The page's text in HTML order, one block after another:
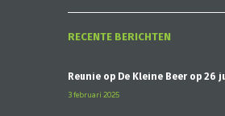
RECENTE BERICHTEN
Reünie op De Kleine Beer op 26
3 februari 2025